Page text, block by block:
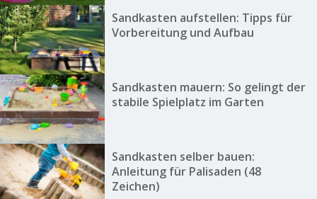
Sandkasten aufstellen: Tipps für
Vorbereitung und Aufbau
Sandkasten mauern: So gelingt der
stabile Spielplatz im Garten
Sandkasten selber bauen:
Anleitung für Palisaden (48
Zeichen)